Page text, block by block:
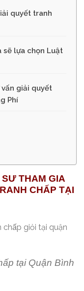
quyết tranh
sẽ lựa chọn Luật
giải quyết
Phí
THAM GIA
CHẤP TẠI
tại Quận Bình